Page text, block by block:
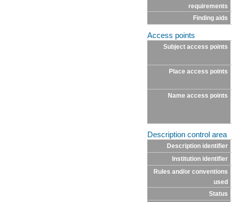
requirements
Finding aids
Access points
Subject access points
Place access points
Name access points
Description control area
Description identifier
Institution identifier
Rules and/or conventions
used
Status